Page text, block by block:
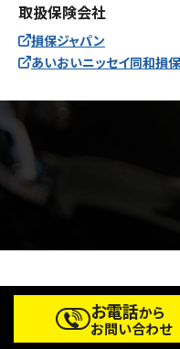
お電話から
お問い合わせ
取扱保険会社
損保ジャパン
あいおいニッセイ同和損保
Copyright © Bike